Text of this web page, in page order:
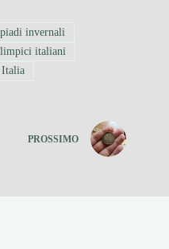
invernali
italiani
PROSSIMO